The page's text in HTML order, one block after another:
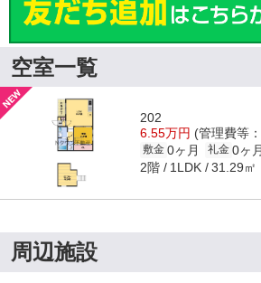
空室一覧
202
6.55万円 (管理費等
敷金 0ヶ月 礼金 0ヶ月
2階 1LDK 31.29㎡
周辺施設